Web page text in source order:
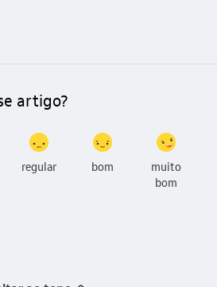
artigo?
regular bom
muito
bom